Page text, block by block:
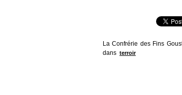
La Confrérie des Fins
dans terroir